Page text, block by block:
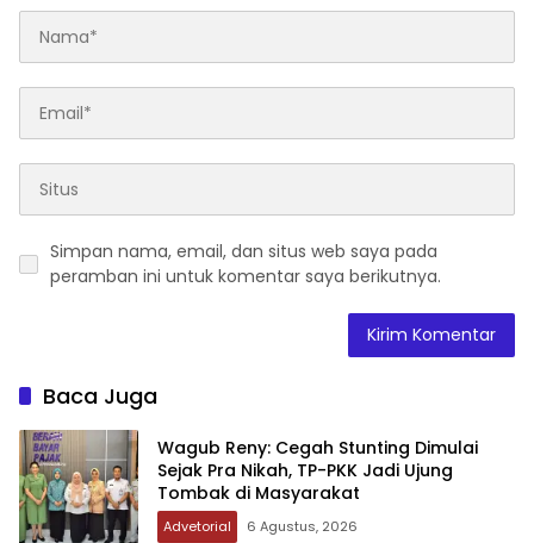
Simpan nama, email, dan situs web saya pada
peramban ini untuk komentar saya berikutnya.
Baca Juga
Wagub Reny: Cegah Stunting Dimulai
Sejak Pra Nikah, TP-PKK Jadi Ujung
Tombak di Masyarakat
Advetorial 6 Agustus, 2026